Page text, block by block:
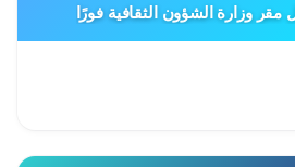
مقر وزارة الشؤون الثقافية فورًا